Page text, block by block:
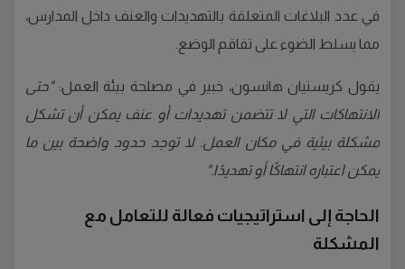
في عدد البلاغات المتعلقة بالتهديدات والعنف داخل المدارس،
مما يسلط الضوء على تفاقم الوضع.
يقول كريستيان هانسون، خبير في مصلحة بيئة العمل:"حتى
الانتهاكات التي لا تتضمن تهديدات أو عنف يمكن أن تشكل
مشكلة بيئية في مكان العمل. لا توجد حدود واضحة بين ما
يمكن اعتباره انتهاكًا أو تهديدًا."
الحاجة إلى استراتيجيات فعالة للتعامل مع
المشكلة